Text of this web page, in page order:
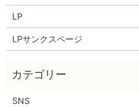
LP
LPサンクスページ
SNS